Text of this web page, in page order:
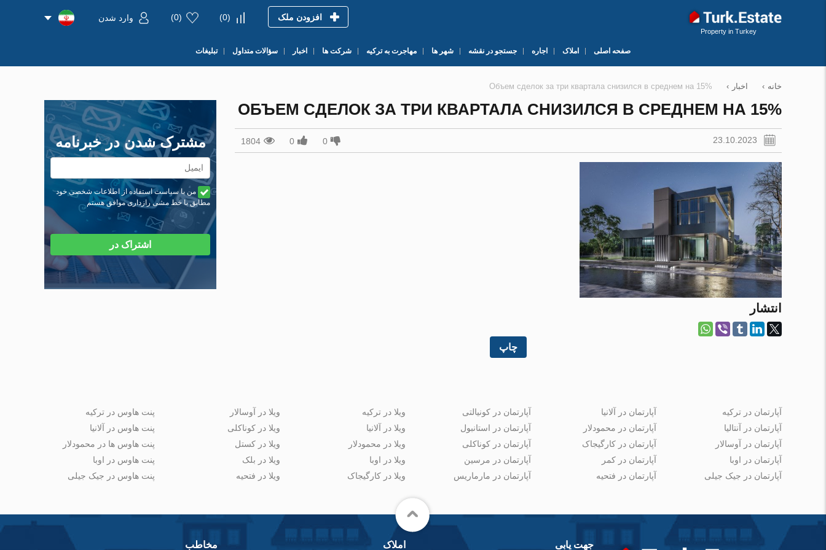
Property in Turkey
افزودن ملک (
0
)
(
0
) وارد شدن
صفحه اصلی املاک اجاره جستجو در نقشه شهر ها مهاجرت به ترکیه شرکت ها اخبار سؤالات متداول تبلیغات
خانه › اخبار ›
Объем сделок за три квартала снизился в среднем на 15%
ОБЪЕМ СДЕЛОК ЗА ТРИ КВАРТАЛА СНИЗИЛСЯ В СРЕДНЕМ НА 15%
23.10.2023
1804 0 0
انتشار
چاپ
مشترک شدن در خبرنامه
من با سیاست استفاده از اطلاعات شخصی خود
مطابق با خط مشی رازداری موافق هستم
اشتراک در
آپارتمان در ترکیه
آپارتمان در آنتالیا
آپارتمان در آوسالار
آپارتمان در اوبا
آپارتمان در جیک جیلی
آپارتمان در آلانیا
آپارتمان در محمودلار
آپارتمان در کارگیجاک
آپارتمان در کمر
آپارتمان در فتحیه
آپارتمان در کونیالتی
آپارتمان در استانبول
آپارتمان در کوناکلی
آپارتمان در مرسین
آپارتمان در مارماریس
ویلا در ترکیه
ویلا در آلانیا
ویلا در محمودلار
ویلا در اوبا
ویلا در کارگیجاک
ویلا در آوسالار
ویلا در کوناکلی
ویلا در کستل
ویلا در بلک
ویلا در فتحیه
پنت هاوس در ترکیه
پنت هاوس در آلانیا
پنت هاوس ها در محمودلار
پنت هاوس در اوبا
پنت هاوس در جیک جیلی
جهت یابی املاک مخاطب